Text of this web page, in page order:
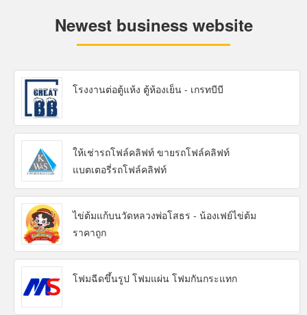
Newest business website
โรงงานต่อตู้แห้ง ตู้ห้องเย็น - เกรทบีบี
ให้เช่ารถโฟล์คลิฟท์ ขายรถโฟล์คลิฟท์
แบตเตอรี่รถโฟล์คลิฟท์
ไข่ต้มแก้บนวัดหลวงพ่อโสธร - น้องเฟย์ไข่ต้ม
ราคาถูก
โฟมฉีดขึ้นรูป โฟมแผ่น โฟมกันกระแทก